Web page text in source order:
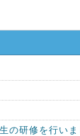
の研修を行いま